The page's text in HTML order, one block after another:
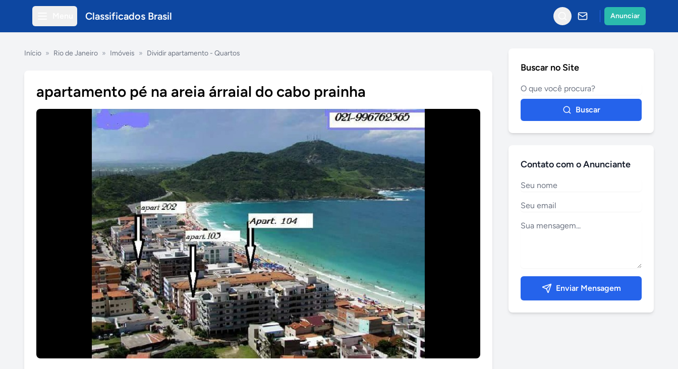
Classificados Brasil Anunciar
Início » Rio de Janeiro » Imóveis » Dividir apartamento - Quartos
apartamento pé na areia árraial do cabo prainha
Buscar no Site
Buscar
Contato com o Anunciante
Enviar Mensagem